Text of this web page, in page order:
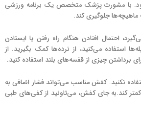
با مشورت پزشک متخصص یک برنامه ورزشی
جلوگیری کند.
احتمال افتادن هنگام راه رفتن یا ایستادن
استفاده می‌کنید، از نرده‌ها کمک بگیرید. از
برداشتن چیزی از قفسه‌های بلند استفاده کنید.
نکنید. کفش مناسب می‌تواند فشار اضافی به
کمتر کند.به جای کفش، می‌‌تاونید از کفی‌های طبی